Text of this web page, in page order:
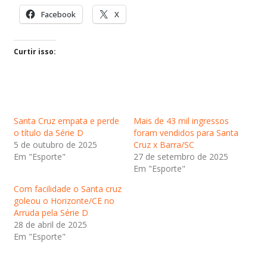
Facebook X
Curtir isso:
Santa Cruz empata e perde
o título da Série D
5 de outubro de 2025
Em "Esporte"
Mais de 43 mil ingressos
foram vendidos para Santa
Cruz x Barra/SC
27 de setembro de 2025
Em "Esporte"
Com facilidade o Santa cruz
goleou o Horizonte/CE no
Arruda pela Série D
28 de abril de 2025
Em "Esporte"